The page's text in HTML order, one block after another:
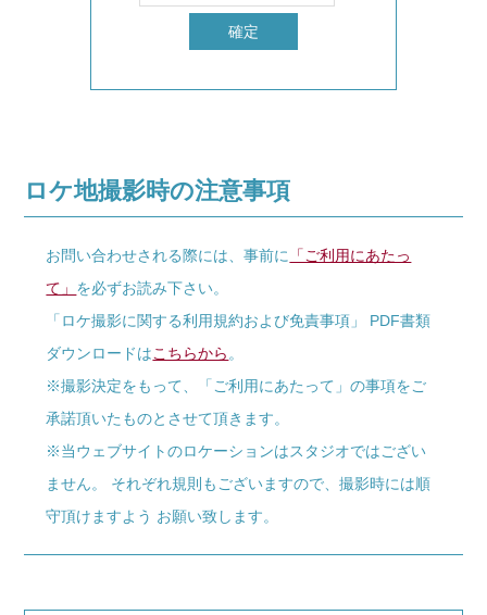
ロケ地撮影時の注意事項
お問い合わせされる際には、事前に 「ご利用にあたっ
て」 を必ずお読み下さい。
「ロケ撮影に関する利用規約および免責事項」 PDF書類
ダウンロードはこちらから。
※撮影決定をもって、「ご利用にあたって」の事項をご
承諾頂いたものとさせて頂きます。
※当ウェブサイトのロケーションはスタジオではござい
ません。 それぞれ規則もございますので、撮影時には順
守頂けますよう お願い致します。